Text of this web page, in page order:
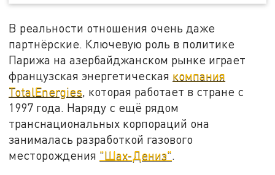
В реальности отношения очень даже
партнёрские. Ключевую роль в политике
Парижа на азербайджанском рынке играет
французская энергетическая компания
TotalEnergies, которая работает в стране с
1997 года. Наряду с ещё рядом
транснациональных корпораций она
занималась разработкой газового
месторождения "Шах-Дениз".